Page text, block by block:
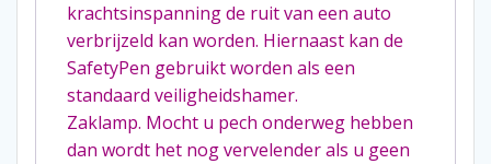
krachtsinspanning de ruit van een auto
verbrijzeld kan worden. Hiernaast kan de
SafetyPen gebruikt worden als een
standaard veiligheidshamer.
Zaklamp. Mocht u pech onderweg hebben
dan wordt het nog vervelender als u geen